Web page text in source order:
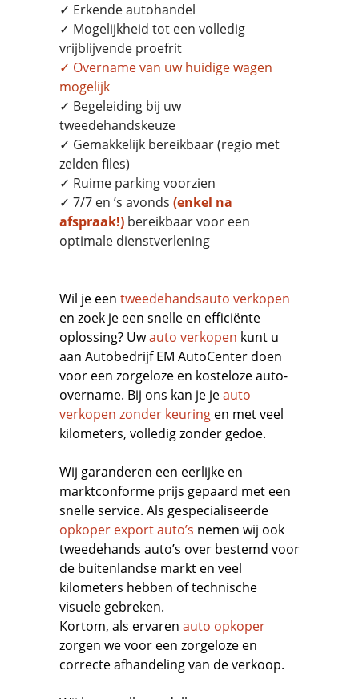
✓ Erkende autohandel
✓ Mogelijkheid tot een volledig
vrijblijvende proefrit
✓ Overnamevan uw huidige wagen
mogelijk
✓ Begeleiding bij uw
tweedehandskeuze
✓ Gemakkelijk bereikbaar (regio met
zelden files)
✓ Ruime parking voorzien
✓ 7/7 en ’s avonds (enkel na
afspraak!) bereikbaar voor een
optimale dienstverlening
Wil je een tweedehandsauto verkopen
en zoek je een snelle en efficiënte
oplossing? Uwauto verkopen kunt u
aan Autobedrijf EM AutoCenter doen
voor een zorgeloze en kosteloze auto-
overname. Bij ons kan je jeauto
verkopen zonder keuring en met veel
kilometers, volledig zonder gedoe.
Wij garanderen een eerlijke en
marktconforme prijs gepaard met een
snelle service. Als gespecialiseerde
opkoper export auto’s nemen wij ook
tweedehands auto’s over bestemd voor
de buitenlandse markt en veel
kilometers hebben of technische
visuele gebreken.
Kortom, als ervaren auto opkoper
zorgen we voor een zorgeloze en
correcte afhandeling van de verkoop.